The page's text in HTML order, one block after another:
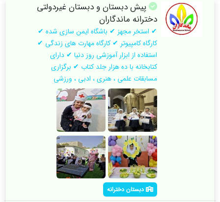
پیش دبستان و دبستان غیردولتی
دخترانه ماندگاران
✔ استخر مجهز ✔ باشگاه ایمن سازی شده ✔
کارگاه کامپیوتر ✔ کارگاه مهارت های زندگی ✔
استفاده از ابزار آموزشی روز دنیا ✔ دارای
کتابخانه با ده هزار جلد کتاب ✔ برگزاری
مسابقات علمی ، هنری ، ادبی ، ورزشی
دبستان دخترانه